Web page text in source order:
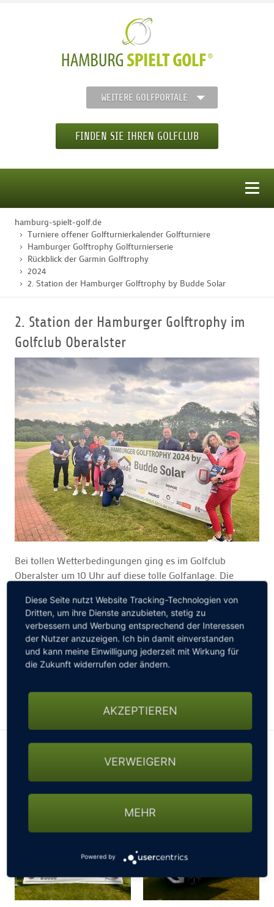
WEITERE GOLFPORTALE
FINDEN SIE IHREN GOLFCLUB
STARTSEITE
GOLFREGION
GOLF CARD
MITGLIEDSCHAFT
GOLF NEWS
GOLFEINSTEIGER
GOLFHOTELS
hamburg-spielt-golf.de
Turniere offener Golfturnierkalender Golfturniere
Hamburger Golftrophy Golfturnierserie
Rückblick der Garmin Golftrophy
2024
2. Station der Hamburger Golftrophy by Budde Solar
2. Station der Hamburger Golftrophy im
Golfclub Oberalster
Bei tollen Wetterbedingungen ging es im Golfclub
Oberalster um 10 Uhr auf diese tolle Golfanlage. Die
auf dem Golfplatz traumhaft war, nur der Wind war nicht
wirklich auf unserer Seite. Trotzdem wurden gute
Ergebnisse gespielt und wir hatten einen tollen Golftag.
Nun freuen wir uns auf die 3. Station Am Hockenberg am
Ergebnisse!
Diese Seite nutzt Website Tracking-Technologien von
Dritten, um ihre Dienste anzubieten, stetig zu
verbessern und Werbung entsprechend der Interessen
der Nutzer anzuzeigen. Ich bin damit einverstanden
und kann meine Einwilligung jederzeit mit Wirkung für
die Zukunft widerrufen oder ändern.
AKZEPTIEREN
VERWEIGERN
MEHR
Powered by